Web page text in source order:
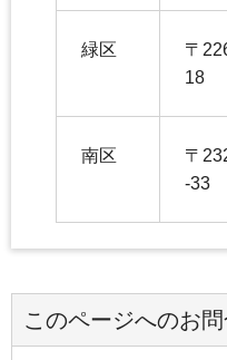
緑区
〒
18
南区
〒
-33
このページへのお